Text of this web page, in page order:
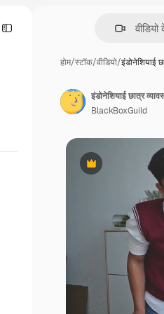
होम/स्टॉक/वीडियो/इंडोनेशियाई
Premium
इंडोनेशियाई छात्र
BlackBoxGuild